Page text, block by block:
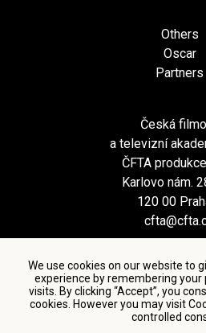
We use cookies on our website to
experience by remembering
visits. By clicking “Accept”, you
cookies. However you may visit
controlled
Others
Oscar
Partners
Česká
a televizní
ČFTA
Karlovo nám.
120 00
Terms and conditions of using